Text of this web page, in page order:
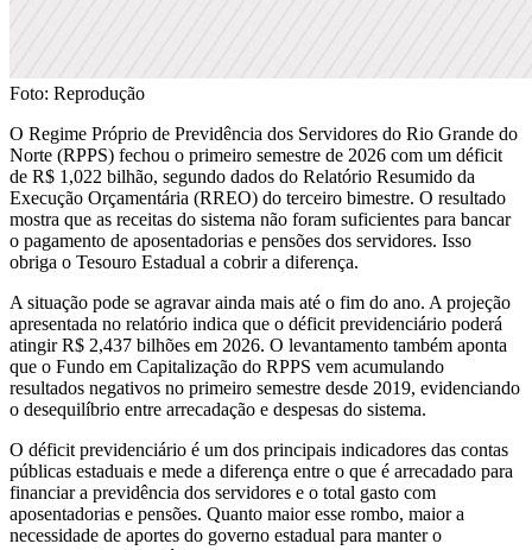
Foto: Reprodução
O Regime Próprio de Previdência dos Servidores do Rio Grande do
Norte (RPPS) fechou o primeiro semestre de 2026 com um déficit
de R$ 1,022 bilhão, segundo dados do Relatório Resumido da
Execução Orçamentária (RREO) do terceiro bimestre. O resultado
mostra que as receitas do sistema não foram suficientes para bancar
o pagamento de aposentadorias e pensões dos servidores. Isso
obriga o Tesouro Estadual a cobrir a diferença.
A situação pode se agravar ainda mais até o fim do ano. A projeção
apresentada no relatório indica que o déficit previdenciário poderá
atingir R$ 2,437 bilhões em 2026. O levantamento também aponta
que o Fundo em Capitalização do RPPS vem acumulando
resultados negativos no primeiro semestre desde 2019, evidenciando
o desequilíbrio entre arrecadação e despesas do sistema.
O déficit previdenciário é um dos principais indicadores das contas
públicas estaduais e mede a diferença entre o que é arrecadado para
financiar a previdência dos servidores e o total gasto com
aposentadorias e pensões. Quanto maior esse rombo, maior a
necessidade de aportes do governo estadual para manter o